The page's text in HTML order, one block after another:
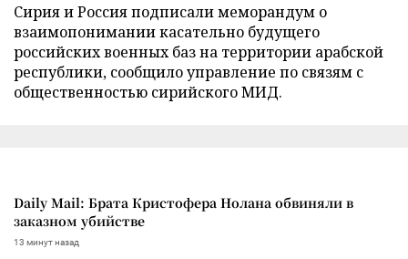
Сирия и Россия подписали меморандум о
взаимопонимании касательно будущего
российских военных баз на территории арабской
республики, сообщило управление по связям с
общественностью сирийского МИД.
Daily Mail: Брата Кристофера Нолана обвиняли в
заказном убийстве
13 минут назад